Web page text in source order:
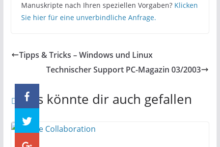
Manuskripte nach Ihren speziellen Vorgaben? Klicken
Sie hier für eine unverbindliche Anfrage.
Tipps & Tricks – Windows und Linux
Technischer Support PC-Magazin 03/2003
Das könnte dir auch gefallen